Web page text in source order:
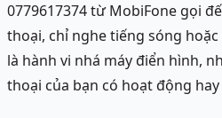
0779617374 từ MobiFone gọi
thoại, chỉ nghe tiếng sóng
là hành vi nhá máy điển hình,
thoại của bạn có hoạt động